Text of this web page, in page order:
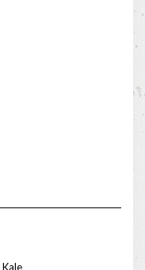
Kale